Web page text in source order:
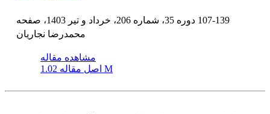
107-139
محمدرضا نجاریان
مشاهده مقاله
اصل مقاله 1.02 M